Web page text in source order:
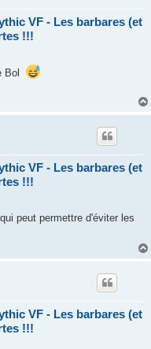
VF - Les barbares (et
!!!
Bol
VF - Les barbares (et
!!!
peut permettre d'éviter les
VF - Les barbares (et
!!!